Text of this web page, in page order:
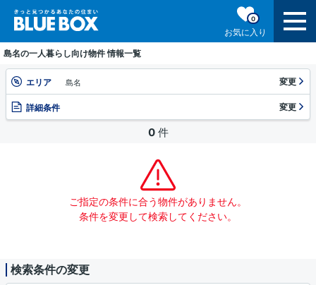
お気に入り
0
島名の一人暮らし向け物件 情報一覧
エリア 島名 変更
詳細条件 変更
0 件
ご指定の条件に合う物件がありません。
条件を変更して検索してください。
検索条件の変更